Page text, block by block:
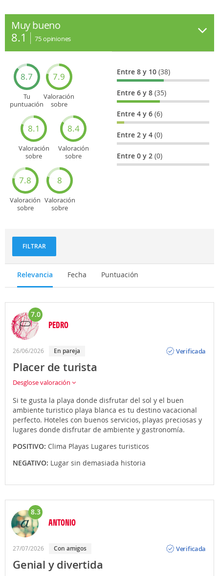
Muy bueno
8.1 75opiniones
8.7
Tu
puntuación
7.9
Valoración
sobre
8.1
Valoración
sobre
8.4
Valoración
sobre
turísticos
7.8
Valoración
sobre
8
Valoración
sobre
Entre 8 y 10(38)
Entre 6 y 8(35)
Entre 4 y 6(6)
Entre 2 y 4(0)
Entre 0 y 2(0)
FILTRAR
Relevancia Fecha Puntuación
7.0
PEDRO
26/06/2026 En pareja
Verificada
Placer de turista
Desglose valoración
Si te gusta la playa donde disfrutar del sol y el buen
ambiente turistico playa blanca es tu destino vacacional
perfecto. Hoteles con buenos servicios, playas preciosas y
lugares donde disfrutar de ambiente y gastronomía.
POSITIVO: Clima Playas Lugares turisticos
NEGATIVO: Lugar sin demasiada historia
8.3
ANTONIO
27/07/2026 Con amigos
Verificada
Genial y divertida